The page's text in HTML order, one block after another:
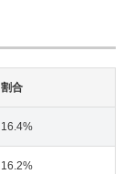
割合
16.4%
16.2%